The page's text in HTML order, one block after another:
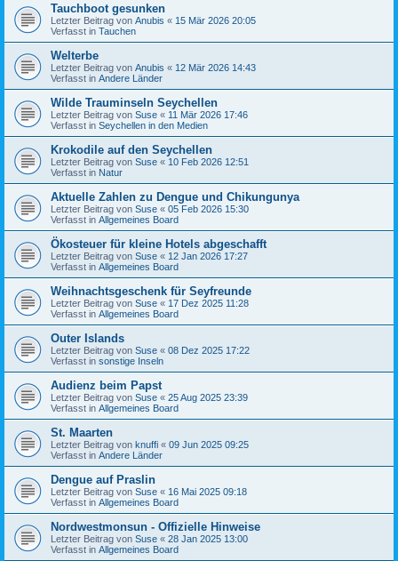
Tauchboot gesunken
Letzter Beitrag von Anubis « 15 Mär 2026 20:05
Verfasst in Tauchen
Welterbe
Letzter Beitrag von Anubis « 12 Mär 2026 14:43
Verfasst in Andere Länder
Wilde Trauminseln Seychellen
Letzter Beitrag von Suse « 11 Mär 2026 17:46
Verfasst in Seychellen in den Medien
Krokodile auf den Seychellen
Letzter Beitrag von Suse « 10 Feb 2026 12:51
Verfasst in Natur
Aktuelle Zahlen zu Dengue und Chikungunya
Letzter Beitrag von Suse « 05 Feb 2026 15:30
Verfasst in Allgemeines Board
Ökosteuer für kleine Hotels abgeschafft
Letzter Beitrag von Suse « 12 Jan 2026 17:27
Verfasst in Allgemeines Board
Weihnachtsgeschenk für Seyfreunde
Letzter Beitrag von Suse « 17 Dez 2025 11:28
Verfasst in Allgemeines Board
Outer Islands
Letzter Beitrag von Suse « 08 Dez 2025 17:22
Verfasst in sonstige Inseln
Audienz beim Papst
Letzter Beitrag von Suse « 25 Aug 2025 23:39
Verfasst in Allgemeines Board
St. Maarten
Letzter Beitrag von knuffi « 09 Jun 2025 09:25
Verfasst in Andere Länder
Dengue auf Praslin
Letzter Beitrag von Suse « 16 Mai 2025 09:18
Verfasst in Allgemeines Board
Nordwestmonsun - Offizielle Hinweise
Letzter Beitrag von Suse « 28 Jan 2025 13:00
Verfasst in Allgemeines Board